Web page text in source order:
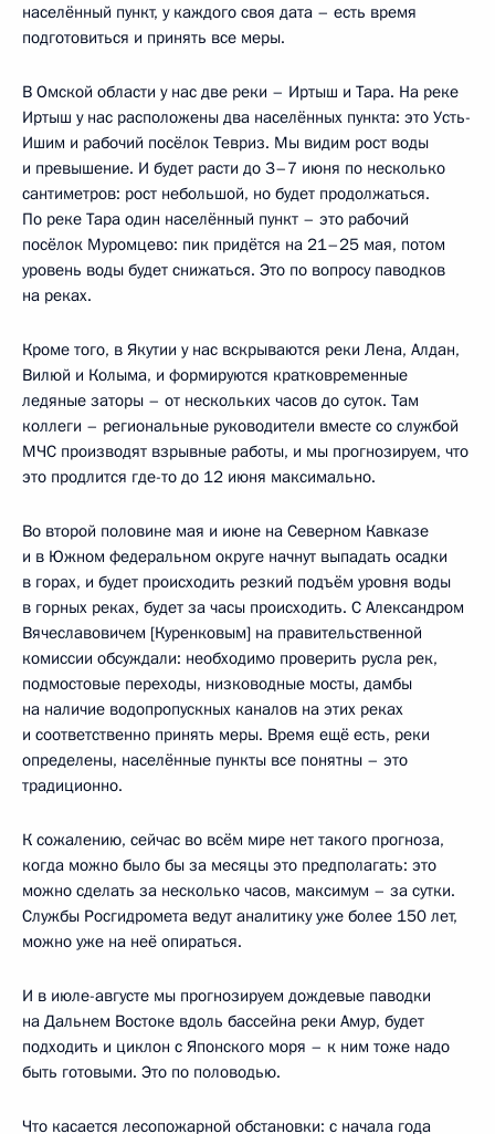
населённый пункт, у каждого своя дата – есть время
подготовиться и принять все меры.
В Омской области у нас две реки – Иртыш и Тара. На реке
Иртыш у нас расположены два населённых пункта: это Усть-
Ишим и рабочий посёлок Тевриз. Мы видим рост воды
и превышение. И будет расти до 3–7 июня по несколько
сантиметров: рост небольшой, но будет продолжаться.
По реке Тара один населённый пункт – это рабочий
посёлок Муромцево: пик придётся на 21–25 мая, потом
уровень воды будет снижаться. Это по вопросу паводков
на реках.
Кроме того, в Якутии у нас вскрываются реки Лена, Алдан,
Вилюй и Колыма, и формируются кратковременные
ледяные заторы – от нескольких часов до суток. Там
коллеги – региональные руководители вместе со службой
МЧС производят взрывные работы, и мы прогнозируем, что
это продлится где-то до 12 июня максимально.
Во второй половине мая и июне на Северном Кавказе
и в Южном федеральном округе начнут выпадать осадки
в горах, и будет происходить резкий подъём уровня воды
в горных реках, будет за часы происходить. С Александром
Вячеславовичем [Куренковым] на правительственной
комиссии обсуждали: необходимо проверить русла рек,
подмостовые переходы, низководные мосты, дамбы
на наличие водопропускных каналов на этих реках
и соответственно принять меры. Время ещё есть, реки
определены, населённые пункты все понятны – это
традиционно.
К сожалению, сейчас во всём мире нет такого прогноза,
когда можно было бы за месяцы это предполагать: это
можно сделать за несколько часов, максимум – за сутки.
Службы Росгидромета ведут аналитику уже более 150 лет,
можно уже на неё опираться.
И в июле-августе мы прогнозируем дождевые паводки
на Дальнем Востоке вдоль бассейна реки Амур, будет
подходить и циклон с Японского моря – к ним тоже надо
быть готовыми. Это по половодью.
Что касается лесопожарной обстановки: с начала года